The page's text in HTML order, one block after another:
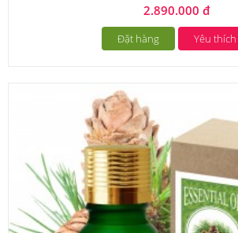
2.890.000 đ
Đặt hàng Yêu thích